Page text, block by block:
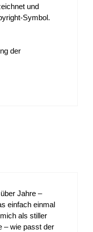
und
Symbol.
der
Jahre –
einfach einmal
als stiller
– wie passt der